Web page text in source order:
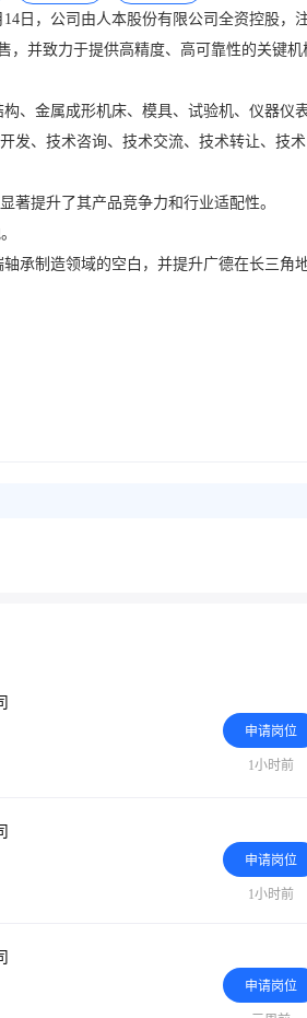
发、技术咨询、技术交流、技术转让、技术
著提升了其产品竞争力和行业适配性。‌‌
申请岗位
1小时前
申请岗位
1小时前
申请岗位